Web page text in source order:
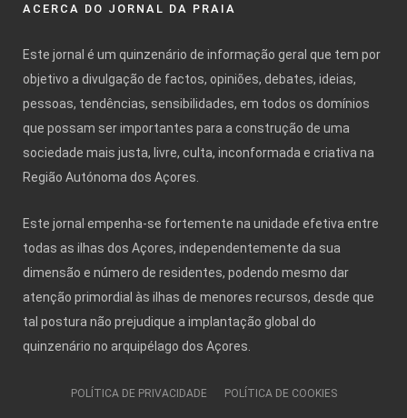
ACERCA DO JORNAL DA PRAIA
Este jornal é um quinzenário de informação geral que tem por
objetivo a divulgação de factos, opiniões, debates, ideias,
pessoas, tendências, sensibilidades, em todos os domínios
que possam ser importantes para a construção de uma
sociedade mais justa, livre, culta, inconformada e criativa na
Região Autónoma dos Açores.
Este jornal empenha-se fortemente na unidade efetiva entre
todas as ilhas dos Açores, independentemente da sua
dimensão e número de residentes, podendo mesmo dar
atenção primordial às ilhas de menores recursos, desde que
tal postura não prejudique a implantação global do
quinzenário no arquipélago dos Açores.
POLÍTICA DE PRIVACIDADE POLÍTICA DE COOKIES